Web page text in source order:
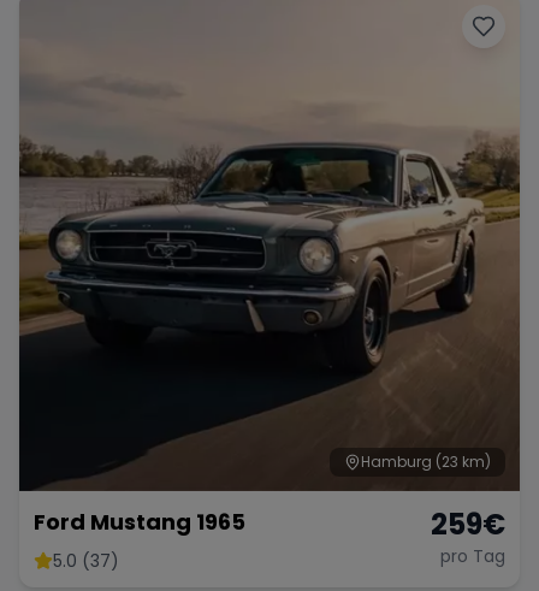
Hamburg (23 km)
Ford Mustang 1965
5.0 (37)
259€
pro Tag